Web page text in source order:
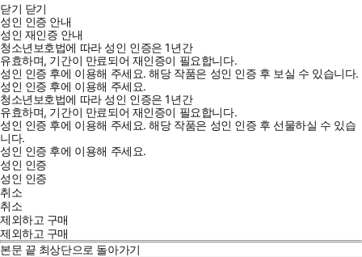
닫기 닫기
성인 인증 안내
성인 재인증 안내
청소년보호법에 따라 성인 인증은 1년간
유효하며, 기간이 만료되어 재인증이 필요합니다.
성인 인증 후에 이용해 주세요.해당 작품은 성인 인증 후 보실 수 있습니다.
성인 인증 후에 이용해 주세요.
청소년보호법에 따라 성인 인증은 1년간
유효하며, 기간이 만료되어 재인증이 필요합니다.
성인 인증 후에 이용해 주세요.해당 작품은 성인 인증 후 선물하실 수 있습
니다.
성인 인증 후에 이용해 주세요.
성인 인증
성인 인증
취소
취소
제외하고 구매
제외하고 구매
본문 끝 최상단으로 돌아가기